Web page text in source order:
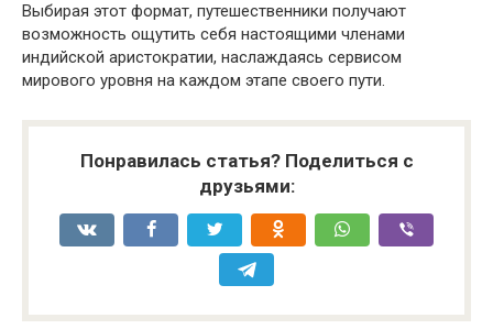
Выбирая этот формат, путешественники получают
возможность ощутить себя настоящими членами
индийской аристократии, наслаждаясь сервисом
мирового уровня на каждом этапе своего пути.
Понравилась статья? Поделиться с
друзьями: